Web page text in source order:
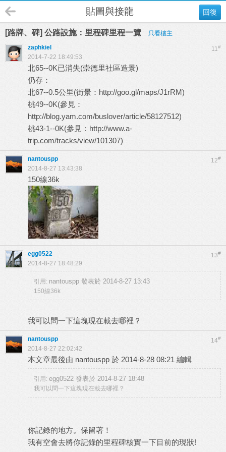
回復
貼圖與接龍
[路牌、碑] 公路設施：里程碑里程一覽 只看樓主
11#
zaphkiel
2014-7-22 18:49:53
北65--0K已消失(崇德里社區造景)
仍存：
北67--0.5公里(街景： http://goo.gl/maps/J1rRM)
桃49--0K(參見：
http://blog.yam.com/buslover/article/58127512)
桃43-1--0K(參見： http://www.a-
trip.com/tracks/view/101307)
12#
nantouspp
2014-8-27 13:43:38
150線36k
13#
egg0522
2014-8-27 18:48:29
引用: nantouspp 發表於 2014-8-27 13:43
150線36k
我可以問一下這塊現在載去哪裡？
14#
nantouspp
2014-8-27 22:02:42
本文章最後由 nantouspp 於 2014-8-28 08:21 編輯
引用: egg0522 發表於 2014-8-27 18:48
我可以問一下這塊現在載去哪裡？
你記錄的地方。保留著！
我有空會去將你記錄的里程碑核實一下目前的現狀!